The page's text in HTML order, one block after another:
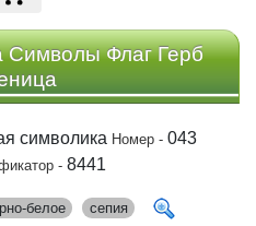
Символы Флаг Герб
символика Номер - 043
-8441
белое сепия